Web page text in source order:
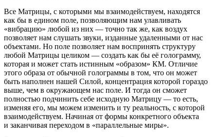
Все Матрицы, с которыми мы взаимодействуем, находятся
как бы в едином поле, позволяющим нам улавливать
«вибрацию» любой из них — точно так же, как воздух
позволяет нам слушать звуки, изданные удаленными от нас
объектами. Но поле позволяет нам воспринять структуру
любой Матрицы целиком — создать как бы её голограмму,
которая и может стать истинным «образом» КМ. Отличие
этого образа от обычной голограммы в том, что он может
быть наполнен нашей Силой, концентрация которой гораздо
выше, чем в окружающем нас поле. И тогда он сможет
полностью подчинить себе исходную Матрицу — то есть,
изменяя его, мы можем изменить и ту реальность, с которой
взаимодействуем. Начиная от формы конкретного объекта
и заканчивая переходом в «параллельные миры».